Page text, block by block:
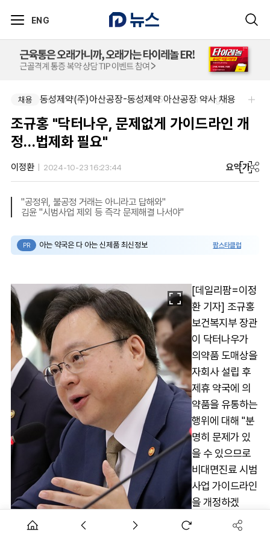
ENG
채용 (유)한국비엠에스제약-(Sr.) MSL, Hematology (Permanent)
채용 동성제약(주)아산공장-동성제약 아산공장 약사 채용
조규홍 "닥터나우, 문제없게 가이드라인 개
정…법제화 필요"
이정환 2024-10-23 16:23:44 요약가
"공정위, 불공정 거래는 아니라고 답해와"
김윤 "시범사업 제외 등 즉각 문제해결 나서야"
PR 아는 약국은 다 아는 신제품 최신정보 팜스타클럽
[데일리팜=이정
환 기자] 조규홍
보건복지부 장관
이 닥터나우가
의약품 도매상을
자회사 설립 후
제휴 약국에 의
약품을 유통하는
행위에 대해 "분
명히 문제가 있
을 수 있으므로
비대면진료 시범
사업 가이드라인
을 개정하겠
다"고 답했다.